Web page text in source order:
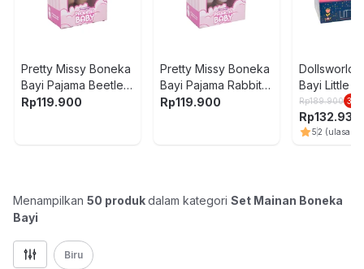
Pretty Missy Boneka
Bayi Pajama Beetle -
Merah
Rp119.900
Pretty Missy Boneka
Bayi Pajama Rabbit -
Pink
Rp119.900
Dollsworld
Bayi Little
78024
Rp189.900 30
Rp132.930
52 (ulasan)
Menampilkan 50 produkdalam kategori Set Mainan Boneka
Bayi
Biru